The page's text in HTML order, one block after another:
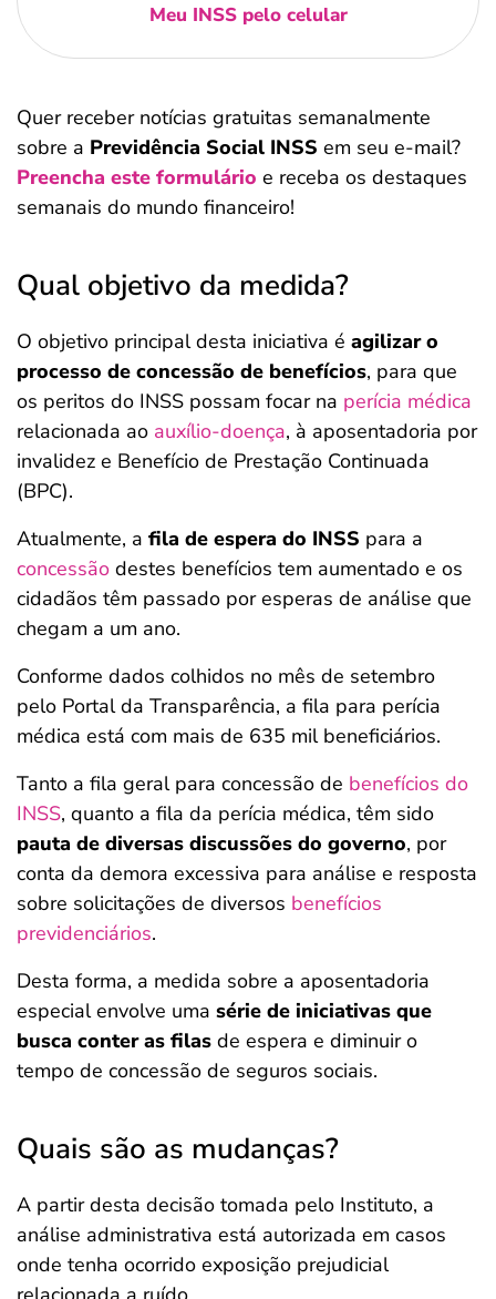
Meu INSS pelo celular
Quer receber notícias gratuitas semanalmente
sobre a Previdência Social INSS em seu e-mail?
Preencha este formulário e receba os destaques
semanais do mundo financeiro!
Qual objetivo da medida?
O objetivo principal desta iniciativa é agilizar o
processo de concessão de benefícios, para que
os peritos do INSS possam focar na perícia médica
relacionada ao auxílio-doença, à aposentadoria por
invalidez e Benefício de Prestação Continuada
(BPC).
Atualmente, a fila de espera do INSS para a
concessão destes benefícios tem aumentado e os
cidadãos têm passado por esperas de análise que
chegam a um ano.
Conforme dados colhidos no mês de setembro
pelo Portal da Transparência, a fila para perícia
médica está com mais de 635 mil beneficiários.
Tanto a fila geral para concessão de benefícios do
INSS, quanto a fila da perícia médica, têm sido
pauta de diversas discussões do governo, por
conta da demora excessiva para análise e resposta
sobre solicitações de diversos benefícios
previdenciários.
Desta forma, a medida sobre a aposentadoria
especial envolve uma série de iniciativas que
busca conter as filas de espera e diminuir o
tempo de concessão de seguros sociais.
Quais são as mudanças?
A partir desta decisão tomada pelo Instituto, a
análise administrativa está autorizada em casos
onde tenha ocorrido exposição prejudicial